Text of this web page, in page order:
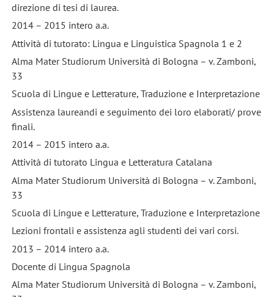
direzione di tesi di laurea.
2014 – 2015 intero a.a.
Attività di tutorato: Lingua e Linguistica Spagnola 1 e 2
Alma Mater Studiorum Università di Bologna – v. Zamboni,
33
Scuola di Lingue e Letterature, Traduzione e Interpretazione
Assistenza laureandi e seguimento dei loro elaborati/ prove
finali.
2014 – 2015 intero a.a.
Attività di tutorato Lingua e Letteratura Catalana
Alma Mater Studiorum Università di Bologna – v. Zamboni,
33
Scuola di Lingue e Letterature, Traduzione e Interpretazione
Lezioni frontali e assistenza agli studenti dei vari corsi.
2013 – 2014 intero a.a.
Docente di Lingua Spagnola
Alma Mater Studiorum Università di Bologna – v. Zamboni,